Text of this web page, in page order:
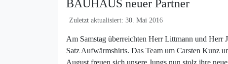
BAUHAUS neuer Partner
Zuletzt aktualisiert: 30. Mai 2016
Am Samstag überreichten Herr Littmann und Herr
Satz Aufwärmshirts. Das Team um Carsten Kunz
August freuen sich unsere Jungs nun stolz ihre